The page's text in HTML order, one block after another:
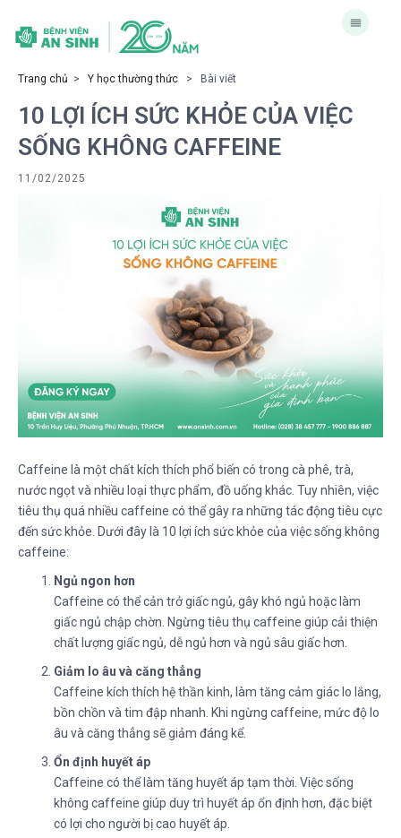
Trang chủ > Y học thường thức > Bài viết
10 LỢI ÍCH SỨC KHỎE CỦA VIỆC
SỐNG KHÔNG CAFFEINE
11/02/2025
Caffeine là một chất kích thích phổ biến có trong cà phê, trà,
nước ngọt và nhiều loại thực phẩm, đồ uống khác. Tuy nhiên, việc
tiêu thụ quá nhiều caffeine có thể gây ra những tác động tiêu cực
đến sức khỏe. Dưới đây là 10 lợi ích sức khỏe của việc sống không
caffeine:
Ngủ ngon hơn
Caffeine có thể cản trở giấc ngủ, gây khó ngủ hoặc làm
giấc ngủ chập chờn. Ngừng tiêu thụ caffeine giúp cải thiện
chất lượng giấc ngủ, dễ ngủ hơn và ngủ sâu giấc hơn.
Giảm lo âu và căng thẳng
Caffeine kích thích hệ thần kinh, làm tăng cảm giác lo lắng,
bồn chồn và tim đập nhanh. Khi ngừng caffeine, mức độ lo
âu và căng thẳng sẽ giảm đáng kể.
Ổn định huyết áp
Caffeine có thể làm tăng huyết áp tạm thời. Việc sống
không caffeine giúp duy trì huyết áp ổn định hơn, đặc biệt
có lợi cho người bị cao huyết áp.